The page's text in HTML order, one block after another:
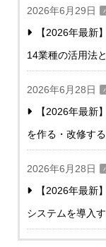
2026年6月29日
【2026年最新
14業種の活用法
2026年6月28日
【2026年最新
を作る・改修す
2026年6月28日
【2026年最新
システムを導入